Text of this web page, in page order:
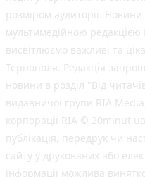
розміром аудиторії.
мультимедійною
висвітлюємо важливі та
Тернополя. Редакція
новини в розділ "Від
видавничої групи RIA
корпорації RIA ©
публiкацiя, передрук чи
сайту у друкованих або
інформації можлива